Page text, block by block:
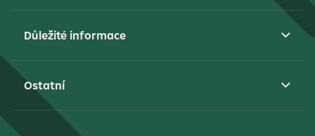
Důležité informace
Ostatní